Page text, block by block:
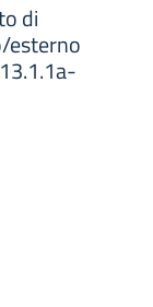
di
esterno